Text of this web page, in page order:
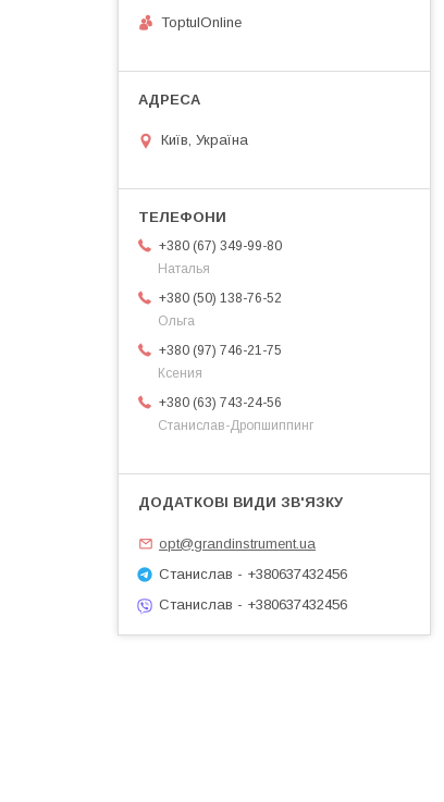
ToptulOnline
Київ, Україна
+380 (67) 349-99-80
Наталья
+380 (50) 138-76-52
Ольга
+380 (97) 746-21-75
Ксения
+380 (63) 743-24-56
Станислав-Дропшиппинг
opt@grandinstrument.ua
Станислав - +380637432456
Станислав - +380637432456